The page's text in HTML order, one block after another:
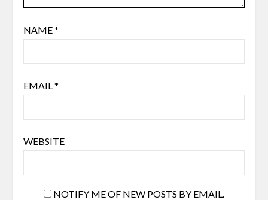
NAME*
EMAIL *
WEBSITE
NOTIFY ME OF NEW POSTS BY EMAIL.